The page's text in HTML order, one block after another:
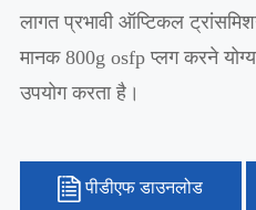
लागत प्रभावी ऑप्टिकल
मानक 800g osfp प्लग करने
उपयोग करता है।
पीडीएफ डाउनलोड